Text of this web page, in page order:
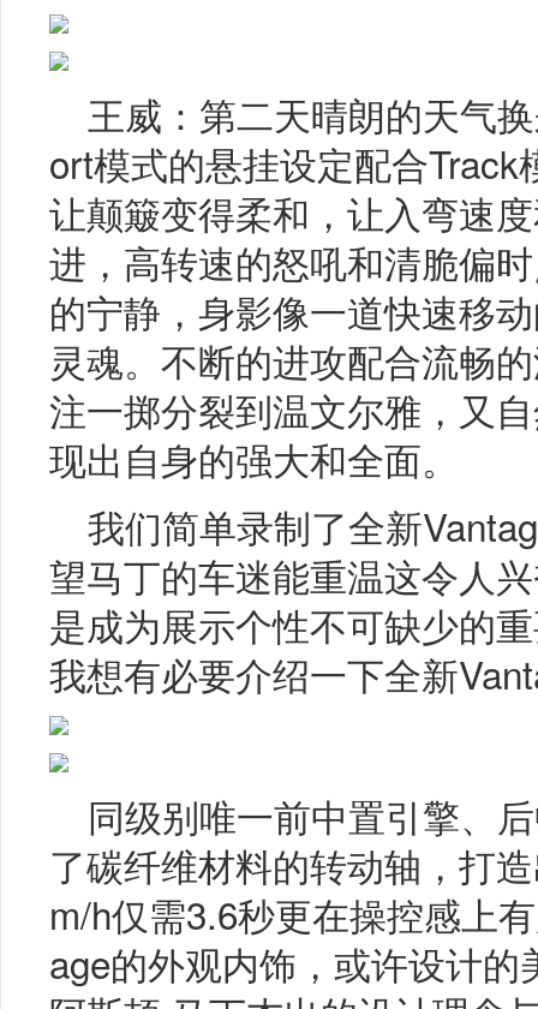
王威：第二天晴朗的天气
ort模式的悬挂设定配合
让颠簸变得柔和，让入弯速
进，高转速的怒吼和清脆偏
的宁静，身影像一道快速移
灵魂。不断的进攻配合流畅
注一掷分裂到温文尔雅，又
现出自身的强大和全面。
我们简单录制了全新
望马丁的车迷能重温这令人
是成为展示个性不可缺少的
我想有必要介绍一下全新
同级别唯一前中置引擎、
了碳纤维材料的转动轴，打
m/h仅需3.6秒更在操控感上
age的外观内饰，或许设计